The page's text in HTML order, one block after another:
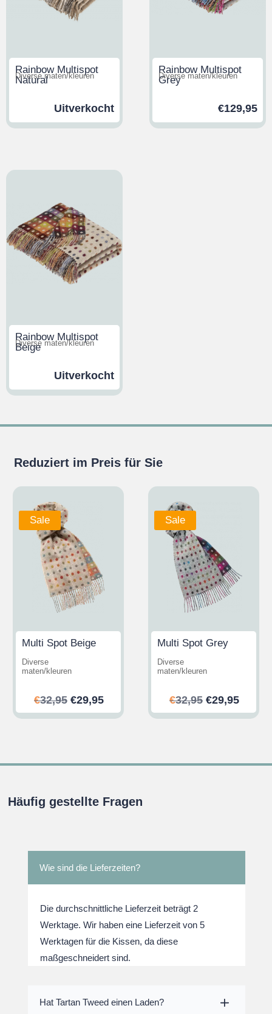
Rainbow Multispot
Natural
Diverse maten/kleuren
Uitverkocht
Rainbow Multispot
Grey
Diverse maten/kleuren
€129,95
Rainbow Multispot
Beige
Diverse maten/kleuren
Uitverkocht
Reduziert im Preis für Sie
Sale
Multi Spot Beige
Diverse
maten/kleuren
€32,95 Ursprünglicher
Preis
€29,95Aktueller
Preis
Sale
Multi Spot Grey
Diverse
maten/kleuren
€32,95
Preis
€29,95
Preis
Häufig gestellte Fragen
Wie sind die Lieferzeiten?
Die durchschnittliche Lieferzeit beträgt 2
Werktage. Wir haben eine Lieferzeit von 5
Werktagen für die Kissen, da diese
maßgeschneidert sind.
Hat Tartan Tweed einen Laden?